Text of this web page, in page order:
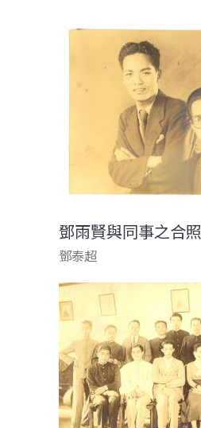
鄧雨賢與同事之合照
鄧泰超